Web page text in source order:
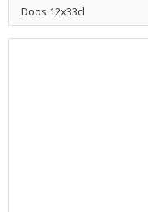
Doos 12x33cl